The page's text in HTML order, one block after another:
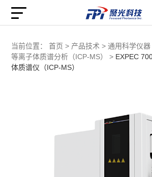
当前位置： 首页 > 产品技术 > 通用科学仪器
等离子体质谱分析（ICP-MS） > EXPEC
体质谱仪（ICP-MS）